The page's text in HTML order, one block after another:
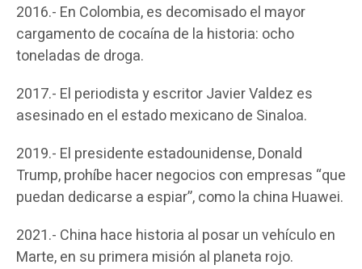
2016.- En Colombia, es decomisado el mayor
cargamento de cocaína de la historia: ocho
toneladas de droga.
2017.- El periodista y escritor Javier Valdez es
asesinado en el estado mexicano de Sinaloa.
2019.- El presidente estadounidense, Donald
Trump, prohíbe hacer negocios con empresas “que
puedan dedicarse a espiar”, como la china Huawei.
2021.- China hace historia al posar un vehículo en
Marte, en su primera misión al planeta rojo.